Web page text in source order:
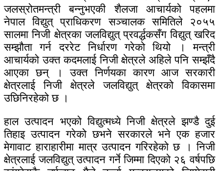
जलस्रोतमन्त्री बन्नुभएकी शैलजा आचार्यको पहलमा
नेपाल विद्युत् प्राधिकरण सञ्चालक समितिले २०५५
सालमा निजी क्षेत्रका जलविद्युत् प्रवर्द्धकसँग विद्युत् खरिद
सम्झौता गर्न दररेट निर्धारण गरेको थियो । मन्त्री
आचार्यको उक्त कदमलाई निजी क्षेत्रले अहिले पनि सम्झँदै
आएका छन् । उक्त निर्णयका कारण आज सरकारी
क्षेत्रलाई निजी क्षेत्रले जलविद्युत् क्षेत्रको विकासमा
उछिनिरहेको छ ।
हाल उत्पादन भएको विद्युत्मध्ये निजी क्षेत्रले झण्डै दुई
तिहाइ उत्पादन गरेको छभने सरकारले भने एक हजार
मेगावाट हाराहारीमा मात्र उत्पादन गरिरहेको छ । निजी
क्षेत्रलाई जलविद्युत् उत्पादन गर्ने जिम्मा दिएको २६ वर्षपछि